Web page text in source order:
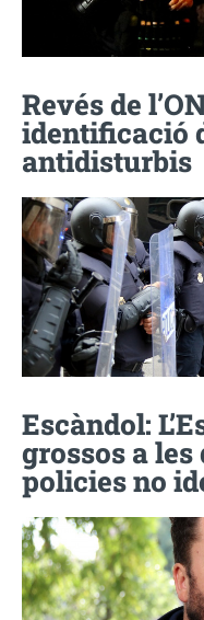
Revés de
identificació
antidisturbis
Escàndol:
grossos a les
policies no